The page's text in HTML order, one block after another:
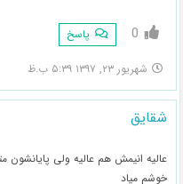
0 پاسخ
شهریور ۲۳, ۱۳۹۷ ۵:۳۹ ب.ظ
شقایق
عالیه انیمش هم عالیه ولی
خوشم میاد